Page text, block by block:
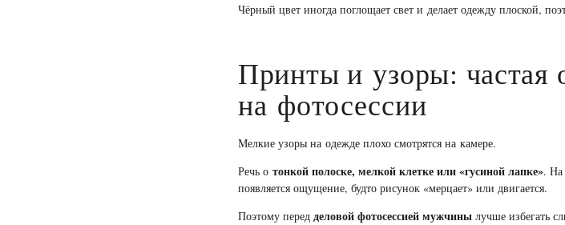
Чёрный цвет иногда поглощает свет и делает одежду плоской,
Принты и узоры: частая
на фотосессии
Мелкие узоры на одежде плохо смотрятся на камере.
Речь о тонкой полоске, мелкой клетке или «гусиной лапке». На
появляется ощущение, будто рисунок «мерцает» или двигается.
Поэтому перед деловой фотосессией мужчины лучше избегать